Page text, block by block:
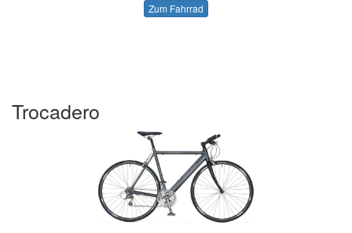
Zum Fahrrad
Trocadero